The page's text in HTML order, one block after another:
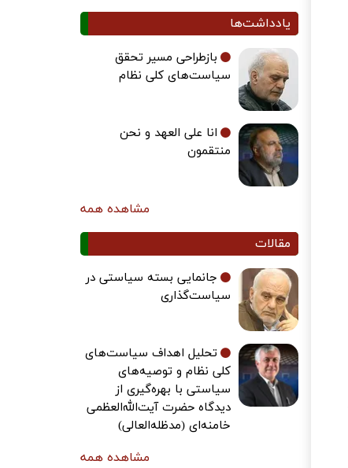
یادداشت‌ها
بازطراحی مسیر تحقق
سیاست‌های کلی نظام
انا علی العهد و نحن
منتقمون
مشاهده همه
مقالات
جانمایی بسته سیاستی در
سیاست‌گذاری
تحلیل اهداف سیاست‌های
کلی نظام و توصیه‌های
سیاستی با بهره‌گیری از
دیدگاه حضرت آیت‌الله‌العظمی
خامنه‌ای (مدظله‌العالی)
مشاهده همه